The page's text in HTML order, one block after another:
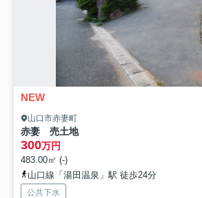
NEW
山口市赤妻町
赤妻 売土地
300万円
483.00㎡ (-)
山口線「湯田温泉」駅 徒歩24分
公共下水